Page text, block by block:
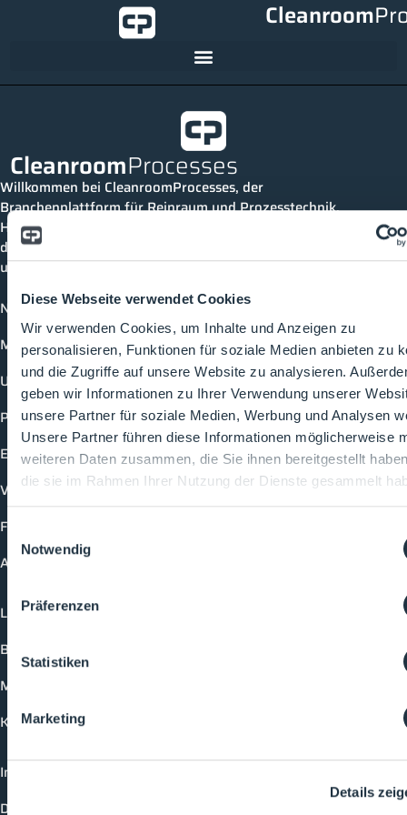
Diese Webseite verwendet Cookies
Wir verwenden Cookies, um Inhalte und Anzeigen zu
personalisieren, Funktionen für soziale Medien anbieten zu
und die Zugriffe auf unsere Website zu analysieren.
geben wir Informationen zu Ihrer Verwendung unserer
unsere Partner für soziale Medien, Werbung und Analysen
Unsere Partner führen diese Informationen möglicherweise
weiteren Daten zusammen, die Sie ihnen bereitgestellt
die sie im Rahmen Ihrer Nutzung der Dienste gesammelt
Einwilligungsauswahl
Notwendig
Präferenzen
Statistiken
Marketing
Details
Cleanroom
CleanroomProcesses
Willkommen bei CleanroomProcesses, der
Branchenplattform für Reinraum und Prozesstechnik.
Hier bleibst du immer auf dem neuesten Stand, kannst
dich mit anderen verknüpfen und alle relevanten Themen
und Events der Branche entdecken.
News
Mediathek
Unternehmen
Produkte
Events
Vorträge
Future-Faces
Academy
Login
Buchungsmöglichkeiten
Medienformate
Kontakt
Impressum
Datenschutzerklärung